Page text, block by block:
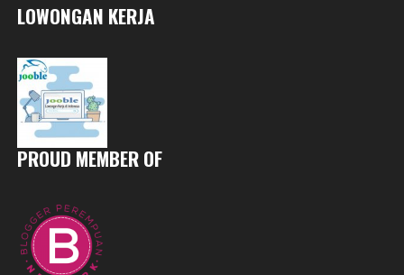
LOWONGAN KERJA
PROUD MEMBER OF